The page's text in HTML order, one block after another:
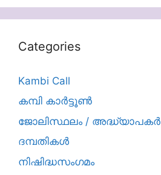
Categories
Kambi Call
കമ്പി കാർട്ടൂൺ
ജോലിസ്ഥലം / അദ്ധ്യാപകർ
ദമ്പതികള്‍
നിഷിദ്ധസംഗമം